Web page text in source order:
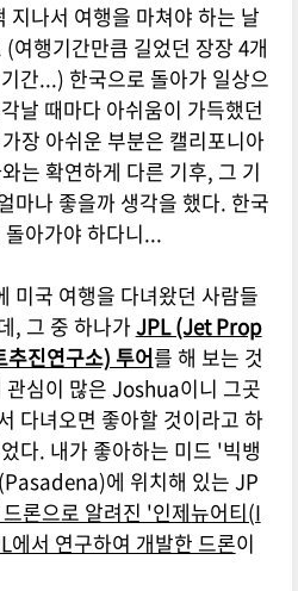
지나서 여행을 마쳐야 하는 날
여행기간만큼 길었던 장장 4개
간...) 한국으로 돌아가 일상으
날 때마다 아쉬움이 가득했던
장 아쉬운 부분은 캘리포니아
는 확연하게 다른 기후, 그 기
마나 좋을까 생각을 했다. 한국
아가야 하다니...
미국 여행을 다녀왔던 사람들
, 그 중 하나가 JPL (Jet Prop
진연구소) 투어를 해 보는 것
관심이 많은 Joshua이니 그곳
다녀오면 좋아할 것이라고 하
다. 내가 좋아하는 미드 '빅뱅
에 위치해 있는 JP
론으로 알려진 '인제뉴어티(I
서 연구하여 개발한 드론이